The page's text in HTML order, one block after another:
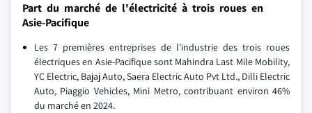
Part du marché de l'électricité à trois roues en
Asie-Pacifique
Les 7 premières entreprises de l'industrie des trois roues
électriques en Asie-Pacifique sont Mahindra Last Mile Mobility,
YC Electric, Bajaj Auto, Saera Electric Auto Pvt Ltd., Dilli Electric
Auto, Piaggio Vehicles, Mini Metro, contribuant environ 46%
du marché en 2024.